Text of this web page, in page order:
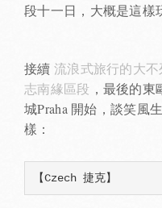
段十一日，大概是這樣
接續 流浪式旅行的大
志南緣區段 ，最後的
城Praha 開始，談笑風
樣：
【Czech 捷克】